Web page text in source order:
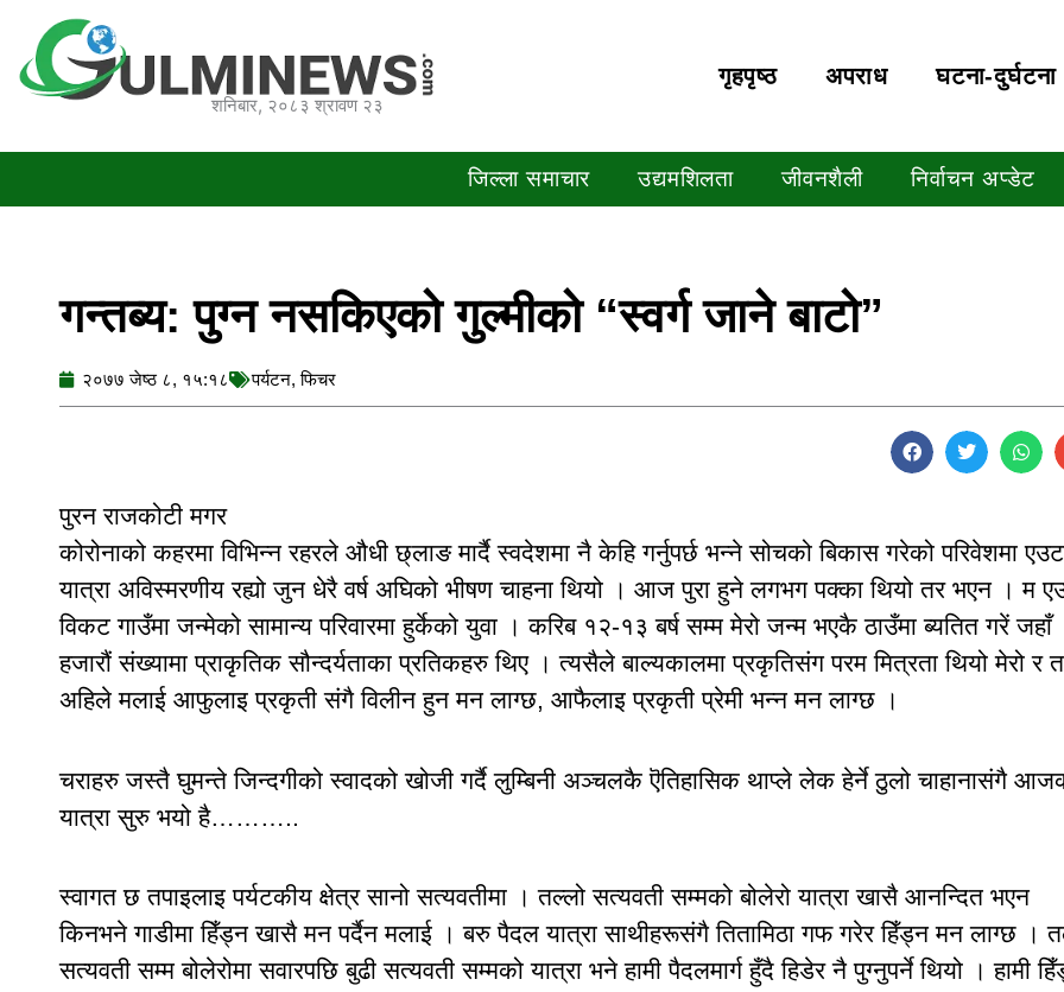
content
शनिबार, २०८३ श्रावण २३
गृहपृष्‍ठ अपराध घटना-दुर्घटना
जिल्ला समाचार उद्यमशिलता जीवनशैली निर्वाचन अप्डेट
गन्तब्य: पुग्न नसकिएको गुल्मीको “स्वर्ग जाने बाटो”
२०७७ जेष्ठ ८, १५:१८ पर्यटन,फिचर
पुरन राजकोटी मगर
कोरोनाको कहरमा विभिन्न रहरले औधी छ्लाङ मार्दै स्वदेशमा नै केहि गर्नुपर्छ भन्ने सोचको बिकास गरेको परिवेशमा
यात्रा अविस्मरणीय रह्यो जुन धेरै वर्ष अघिको भीषण चाहना थियो । आज पुरा हुने लगभग पक्का थियो तर भएन । म
विकट गाउँमा जन्मेको सामान्य परिवारमा हुर्केको युवा । करिब १२-१३ बर्ष सम्म मेरो जन्म भएकै ठाउँमा ब्यतित गरें जहाँ
हजारौं संख्यामा प्राकृतिक सौन्दर्यताका प्रतिकहरु थिए । त्यसैले बाल्यकालमा प्रकृतिसंग परम मित्रता थियो मेरो र त
अहिले मलाई आफुलाइ प्रकृती संगै विलीन हुन मन लाग्छ, आफैलाइ प्रकृती प्रेमी भन्न मन लाग्छ ।
चराहरु जस्तै घुमन्ते जिन्दगीको स्वादको खोजी गर्दै लुम्बिनी अञ्चलकै ऎतिहासिक थाप्ले लेक हेर्ने ठुलो चाहानासंगै
यात्रा सुरु भयो है………..
स्वागत छ तपाइलाइ पर्यटकीय क्षेत्र सानो सत्यवतीमा । तल्लो सत्यवती सम्मको बोलेरो यात्रा खासै आनन्दित भएन
किनभने गाडीमा हिँड्न खासै मन पर्दैन मलाई । बरु पैदल यात्रा साथीहरूसंगै तितामिठा गफ गरेर हिँड्न मन लाग्छ ।
सत्यवती सम्म बोलेरोमा सवारपछि बुढी सत्यवती सम्मको यात्रा भने हामी पैदलमार्ग हुँदै हिडेर नै पुग्नुपर्ने थियो । हामी